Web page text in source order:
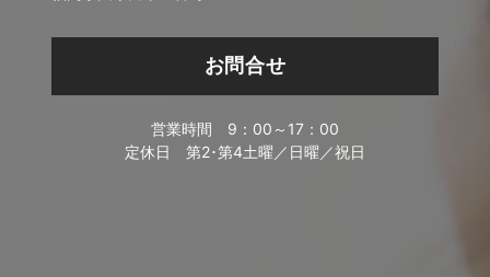
お問合せ
営業時間 9：00～17：00
定休日 第2･第4土曜／日曜／祝日